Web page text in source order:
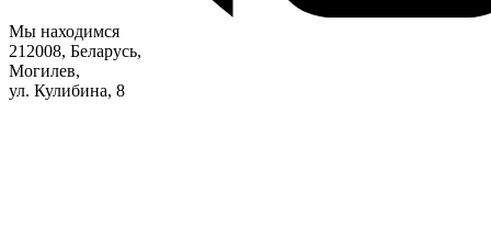
Мы находимся
212008, Беларусь,
Могилев,
ул. Кулибина, 8